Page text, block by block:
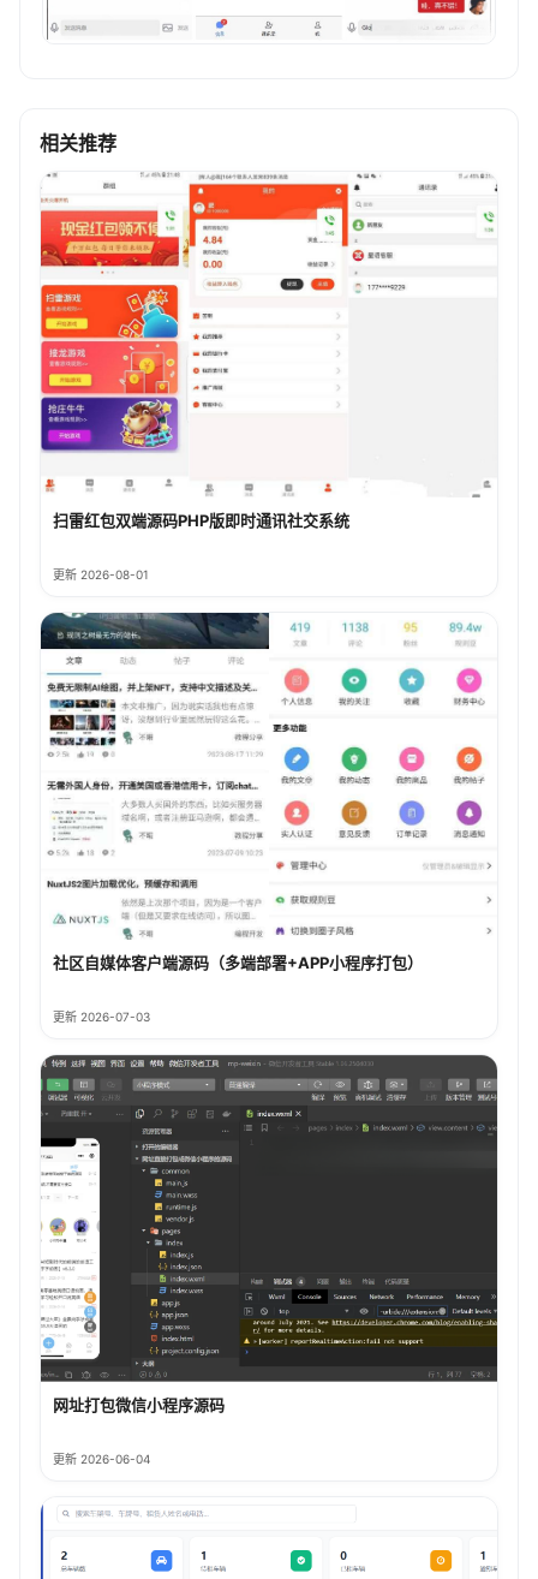
相关推荐
扫雷红包双端源码PHP版即时通讯社交系统
更新 2026-08-01
社区自媒体客户端源码（多端部署+APP小程序打包）
更新 2026-07-03
网址打包微信小程序源码
更新 2026-06-04